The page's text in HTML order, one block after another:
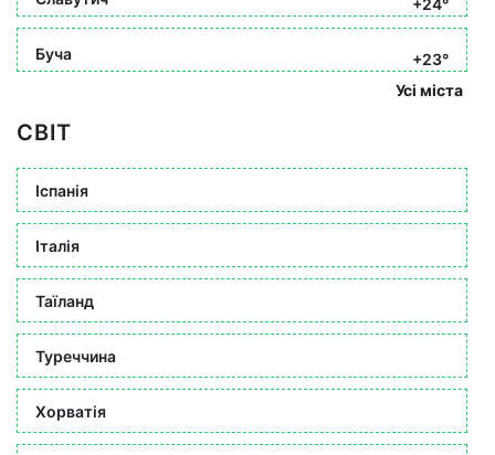
+24°
Буча
+23°
Усі міста
СВІТ
Іспанія
Італія
Таїланд
Туреччина
Хорватія